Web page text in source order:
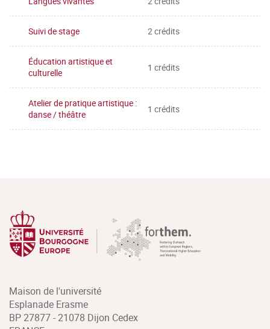
Suivi de stage 2 crédits
Éducation artistique et
culturelle
1 crédits
Atelier de pratique artistique :
danse / théâtre
1 crédits
Maison de l'université
Esplanade Erasme
BP 27877 - 21078 Dijon Cedex